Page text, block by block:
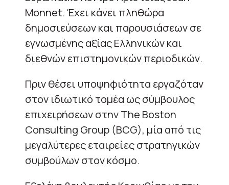
Monnet. Έχει κάνει πληθώρα
δημοσιεύσεων και παρουσιάσεων σε
εγνωσμένης αξίας Ελληνικών και
διεθνών επιστημονικών περιοδικών.
Πριν θέσει υποψηφιότητα εργαζόταν
στον ιδιωτικό τομέα ως σύμβουλος
επιχειρήσεων στην The Boston
Consulting Group (BCG), μία από τις
μεγαλύτερες εταιρείες στρατηγικών
συμβούλων στον κόσμο.